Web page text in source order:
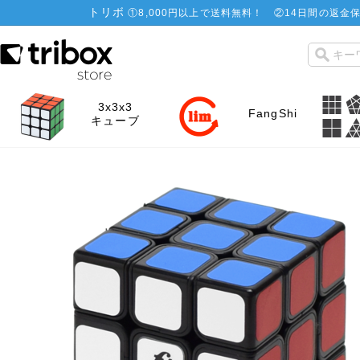
トリボ ①8,000円以上で送料無料！ ②14日間の返金
3x3x3
キューブ
FangShi